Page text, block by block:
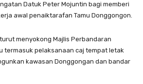
Datuk Peter Mojuntin bagi memberi
awal penaiktarafan Tamu Donggongon.
menyokong Majlis Perbandaran
termasuk pelaksanaan caj tempat letak
kawasan Donggongan dan bandar